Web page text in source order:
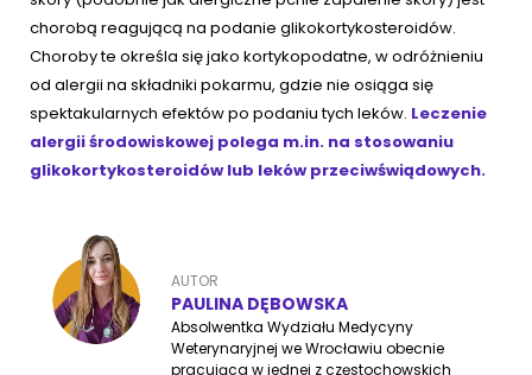
chorobą reagującą na podanie glikokortykosteroidów.
Choroby te określa się jako kortykopodatne, w odróżnieniu
od alergii na składniki pokarmu, gdzie nie osiąga się
spektakularnych efektów po podaniu tych leków. Leczenie
alergii środowiskowej polega m.in. na stosowaniu
glikokortykosteroidów lub leków przeciwświądowych.
AUTOR
PAULINA DĘBOWSKA
Absolwentka Wydziału Medycyny
Weterynaryjnej we Wrocławiu obecnie
pracująca w jednej z częstochowskich